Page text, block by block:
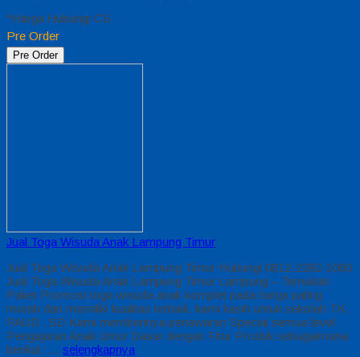
*Harga Hubungi CS
Pre Order
Pre Order
Jual Toga Wisuda Anak Lampung Timur
Jual Toga Wisuda Anak Lampung Timur Hubungi 0812-2282-1060
Jual Toga Wisuda Anak Lampung Timur Lampung – Temukan
Paket Promosi toga wisuda anak komplet pada harga paling
murah dan memiliki kualitas terbaik, kami kasih untuk sekolah TK,
PAUD , SD Kami memberinya penawaran Special semua level
Pengajaran Anak Umur Dasar dengan Fitur Produk sebagaimana
berikut :… selengkapnya